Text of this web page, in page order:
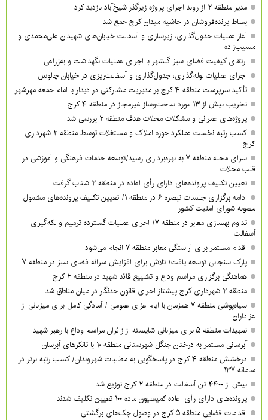
مدیر منطقه ۲ از روند اجرای پروژه زیرگذر شیخ‌آباد بازدید کرد
بساط پرنده‌فروشان در حاشیه میدان کرج جمع شد
آغاز عملیات جدول‌گذاری، زیرسازی و آسفالت خیابان‌های شهیدان علی‌محمدی و
مسیب‌زاده
ارتقای کیفیت فضای سبز گلشهر با اجرای عملیات نگهداشت و به‌زراعی
اجرای عملیات لوله‌گذاری، جدول‌گذاری و آسفالت‌ریزی در خیابان چالوس
تأکید سرپرست منطقه ۴ کرج بر مدیریت مشارکتی در دیدار با امام جمعه مهرشهر
تخریب بیش از ۱۳ مورد ساخت‌وساز غیرمجاز در منطقه ۴ کرج
پروژه‌های عمرانی و مشکلات محلات هدف منطقه ۲ بررسی شد
کسب رتبه نخست عملکرد حوزه املاک و مستغلات توسط منطقه ۲ شهرداری
کرج
سرای محله منطقه ۷ به بهره‌برداری رسید/توسعه خدمات فرهنگی و آموزشی در
قلب محلات
تعیین تکلیف پرونده‌های دارای رأی اعاده در منطقه ۲ شتاب گرفت
ادامه برگزاری جلسات تبصره ۶ در منطقه ۱/ تعیین تکلیف پرونده‌های مشمول
مصوبه شورای امنیت کشور
تداوم بهسازی معابر در منطقه ۷/ اجرای عملیات گسترده ترمیم و لکه‌گیری
آسفالت
اقدام مستمر برای آراستگی معابر منطقه ۷ انجام می‌شود
پارک سنجابی توسعه یافت/ تلاش برای افزایش سرانه فضای سبز در منطقه ۷
هماهنگی برگزاری مراسم وداع و تشییع قائد شهید در منطقه ۲ کرج
منطقه ۲ شهرداری کرج پیشتاز اجرای قانون حدنگار در میان مناطق شد
سیاه‌پوشی منطقه ۷ همزمان با ایام عزای عمومی / آمادگی کامل برای میزبانی از
عزاداران
تمهیدات منطقه ۵ برای میزبانی شایسته از زائران مراسم وداع با رهبر شهید
آبرسانی مستمر به درختان جنگل شهرستانی منطقه ۱۰ با تانکرهای آبرسان
درخشش منطقه ۴ کرج در پاسخگویی به مطالبات شهروندان/ کسب رتبه برتر در
سامانه ۱۳۷
بیش از ۴۴۰۰ تن آسفالت در منطقه ۲ کرج توزیع شد
پرونده‌های دارای رأی اعاده کمیسیون ماده ۱۰۰ تعیین تکلیف شدند
اقدامات قضایی منطقه ۵ کرج در وصول چک‌های برگشتی